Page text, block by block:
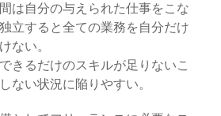
は自分の与えられた仕事をこな
立すると全ての業務を自分だけ
ない。
きるだけのスキルが足りないこ
ない状況に陥りやすい。